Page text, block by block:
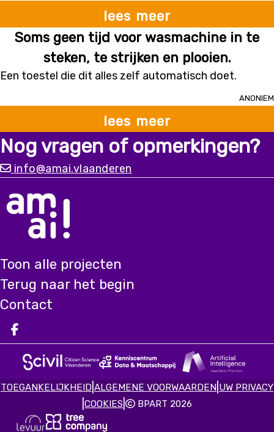
lees meer
Soms geen tijd voor wasmachine in te
steken, te strijken en plooien.
Een toestel die dit alles zelf automatisch doet.
Anoniem
lees meer
Nog vragen of opmerkingen?
info@amai.vlaanderen
Toon alle projecten
Terug naar het begin
Contact
Deel op facebook
TOEGANKELIJKHEID ALGEMENE VOORWAARDEN UW PRIVACY
|COOKIES | BPART 2026